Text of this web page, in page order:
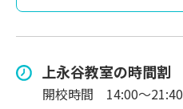
上永谷教室の時間割
開校時間
14:00～21:40